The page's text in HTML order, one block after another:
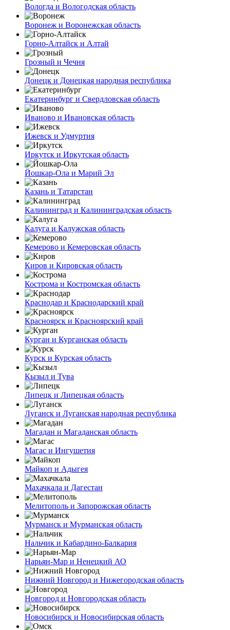
Вологда и Вологодская область
Воронеж и Воронежская область
Горно-Алтайск и Алтай
Грозный и Чечня
Донецк и Донецкая народная республика
Екатеринбург и Свердловская область
Иваново и Ивановская область
Ижевск и Удмуртия
Иркутск и Иркутская область
Йошкар-Ола и Марий Эл
Казань и Татарстан
Калининград и Калининградская область
Калуга и Калужская область
Кемерово и Кемеровская область
Киров и Кировская область
Кострома и Костромская область
Краснодар и Краснодарский край
Красноярск и Красноярский край
Курган и Курганская область
Курск и Курская область
Кызыл и Тува
Липецк и Липецкая область
Луганск и Луганская народная республика
Магадан и Магаданская область
Магас и Ингушетия
Майкоп и Адыгея
Махачкала и Дагестан
Мелитополь и Запорожская область
Мурманск и Мурманская область
Нальчик и Кабардино-Балкария
Нарьян-Мар и Ненецкий АО
Нижний Новгород и Нижегородская область
Новгород и Новгородская область
Новосибирск и Новосибирская область